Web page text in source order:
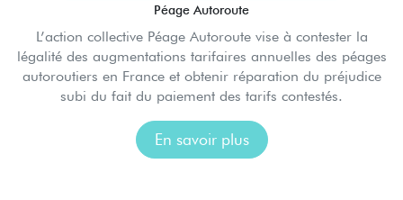
Péage Autoroute
L’action collective Péage Autoroute vise à contester la
légalité des augmentations tarifaires annuelles des péages
autoroutiers en France et obtenir réparation du préjudice
subi du fait du paiement des tarifs contestés.
En savoir plus